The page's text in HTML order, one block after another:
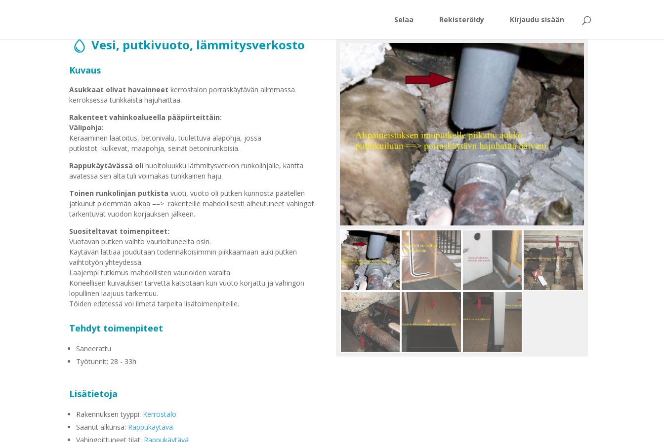
Selaa Rekisteröidy Kirjaudu sisään
Vesi, putkivuoto, lämmitysverkosto
Kuvaus
Asukkaat olivat havainneet kerrostalon porraskäytävän alimmassa
kerroksessa tunkkaista hajuhaittaa.
Rakenteet vahinkoalueella pääpiirteittäin:
Välipohja:
Keraaminen laatoitus, betonivalu, tuulettuva alapohja, jossa
putkistot kulkevat, maapohja, seinät betonirunkoisia.
Rappukäytävässä oli huoltoluukku lämmitysverkon runkolinjalle, kantta
avatessa sen alta tuli voimakas tunkkainen haju.
Toinen runkolinjan putkista vuoti, vuoto oli putken kunnosta päätellen
jatkunut pidemmän aikaa ==> rakenteille mahdollisesti aiheutuneet vahingot
tarkentuvat vuodon korjauksen jälkeen.
Suositeltavat toimenpiteet:
Vuotavan putken vaihto vaurioituneelta osin.
Käytävän lattiaa joudutaan todennäköisimmin piikkaamaan auki putken
vaihtotyön yhteydessä.
Laajempi tutkimus mahdollisten vaurioiden varalta.
Koneellisen kuivauksen tarvetta katsotaan kun vuoto korjattu ja vahingon
lopullinen laajuus tarkentuu.
Töiden edetessä voi ilmetä tarpeita lisätoimenpiteille.
Tehdyt toimenpiteet
Saneerattu
Työtunnit: 28 - 33h
Lisätietoja
Rakennuksen tyyppi: Kerrostalo
Saanut alkunsa: Rappukäytävä
Vahingoittuneet tilat: Rappukäytävä